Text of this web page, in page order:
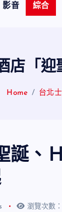
影音 綜合
店「
Home 台北
誕、
瀏覽次數